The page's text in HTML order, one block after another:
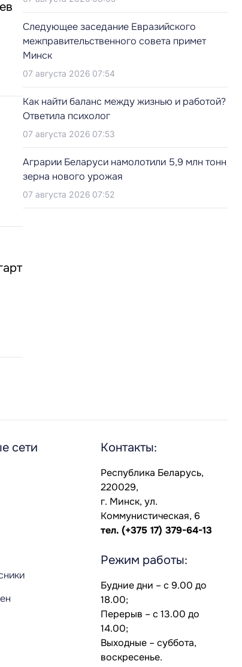
Следующее заседание Евразийского
межправительственного совета примет
Минск
07 августа 2026 07:54
Как найти баланс между жизнью и работой?
Ответила психолог
07 августа 2026 07:53
Аграрии Беларуси намолотили 5,9 млн тонн
зерна нового урожая
07 августа 2026 07:52
сети Контакты:
Республика Беларусь,
220029,
г. Минск, ул.
Коммунистическая, 6
тел. (+375 17) 379-64-13
Режим работы:
Будние дни – с 9.00 до
18.00;
Перерыв – с 13.00 до
14.00;
Выходные – суббота,
воскресенье.